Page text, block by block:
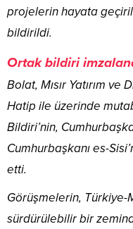
projelerin hayata
bildirildi.
Ortak bildiri
Bolat, Mısır Yatırım ve
Hatip ile üzerinde
Bildiri’nin,
Cumhurbaşkanı es-
etti.
Görüşmelerin, Türkiye-
sürdürülebilir bir